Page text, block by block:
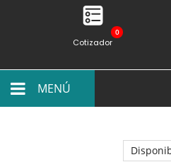
0
Cotizador
MENÚ